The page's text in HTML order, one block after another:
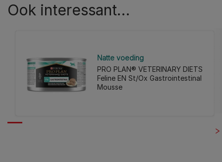
Ook interessant…​
Natte voeding
PRO PLAN® VETERINARY DIETS
Feline EN St/Ox Gastrointestinal
Mousse